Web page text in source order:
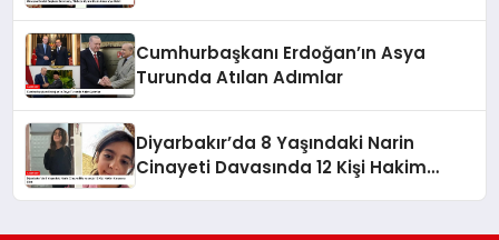
Cumhurbaşkanı Erdoğan’ın Asya
Turunda Atılan Adımlar
Diyarbakır’da 8 Yaşındaki Narin
Cinayeti Davasında 12 Kişi Hakim